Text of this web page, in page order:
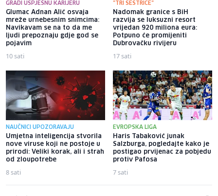
GRADI USPJEŠNU KARIJERU
Glumac Adnan Alić osvaja
mreže urnebesnim snimcima:
Navikavam se na to da me
ljudi prepoznaju gdje god se
pojavim
10 sati
"TRI SESTRICE"
Nadomak granice s BiH
razvija se luksuzni resort
vrijedan 920 miliona eura:
Potpuno će promijeniti
Dubrovačku rivijeru
17 sati
NAUČNICI UPOZORAVAJU
Umjetna inteligencija stvorila
nove viruse koji ne postoje u
prirodi: Veliki korak, ali i strah
od zloupotrebe
8 sati
EVROPSKA LIGA
Haris Tabaković junak
Salzburga, pogledajte kako je
postigao prvijenac za pobjedu
protiv Pafosa
7 sati